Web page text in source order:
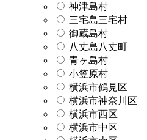
神津島村
三宅島三宅村
御蔵島村
八丈島八丈町
青ヶ島村
小笠原村
横浜市鶴見区
横浜市神奈川区
横浜市西区
横浜市中区